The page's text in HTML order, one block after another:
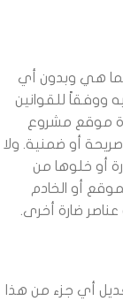
هي وبدون أي
للقوانين
موقع مشروع
أو ضمنية. ولا
أو خلوها من
أو الخادم
ضارة أخرى.
أي جزء من هذا